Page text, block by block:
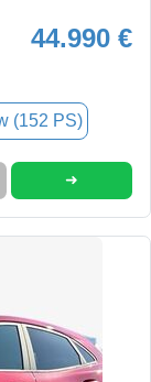
44.990 €
(152 PS)
➜